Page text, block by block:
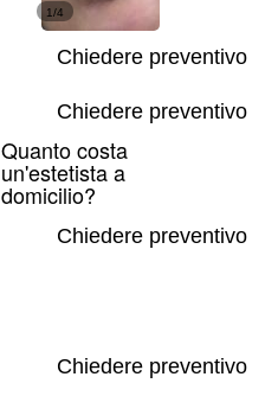
1/4
Chiedere preventivo
Chiedere preventivo
Chiedere preventivo
Chiedere preventivo
Quanto costa
un'estetista a
domicilio?